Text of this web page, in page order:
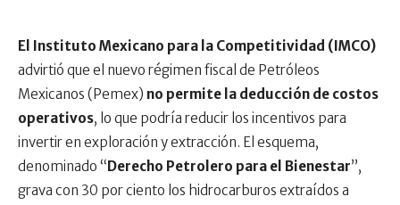
El Instituto Mexicano para la Competitividad (IMCO)
advirtió que el nuevo régimen fiscal de Petróleos
Mexicanos (Pemex) no permite la deducción de costos
operativos, lo que podría reducir los incentivos para
invertir en exploración y extracción. El esquema,
denominado “Derecho Petrolero para el Bienestar”,
grava con 30 por ciento los hidrocarburos extraídos a